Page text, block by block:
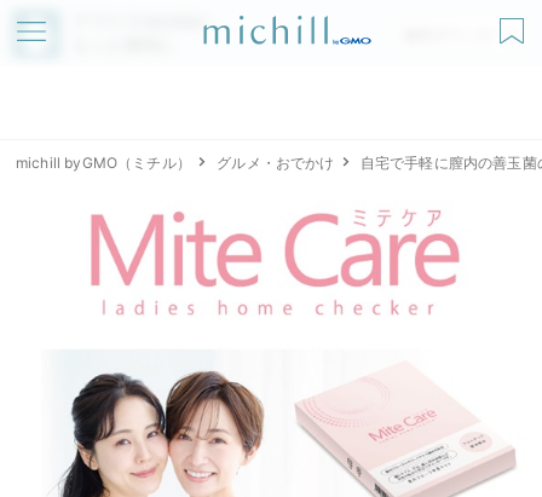
アプリでmichillが
無料ダウンロード
michill byGMO（ミチル） グルメ・おでかけ 自宅で手軽に膣内の善玉